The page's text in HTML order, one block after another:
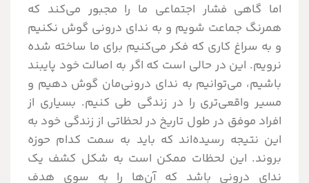
اما گاهی فشار اجتماعی ما را مجبور می‌کند که
همرنگ جماعت شویم و به ندای درونی گوش نکنیم
و به سراغ کاری که فکر می‌کنیم برای ما ساخته شده
نرویم. این در حالی است که اگر به اصالت خود پایبند
باشیم، می‌توانیم به ندای درونی‌مان گوش دهیم و
مسیر واقعی‌تری را در زندگی طی کنیم. بسیاری از
افراد موفق در طول تاریخ در لحظاتی از زندگی خود به
این نتیجه رسیده‌اند که باید به سمت کدام حوزه
بروند. این لحظات ممکن است به شکل کشف یک
ندای درونی باشد که آن‌ها را به سوی هدف